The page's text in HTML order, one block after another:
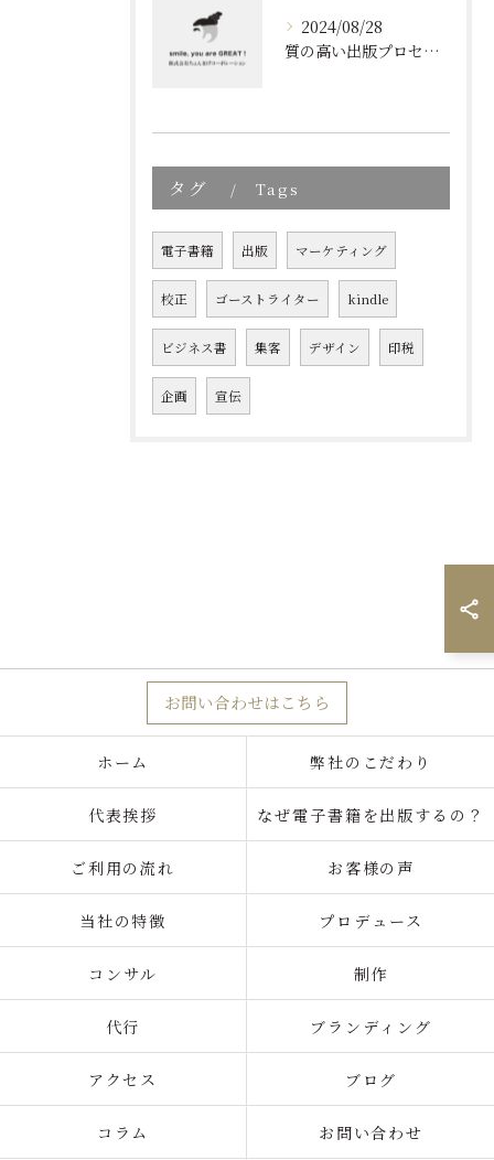
2024/08/28
質の高い出版プロセスの秘密
タグ Tags
電子書籍 出版 マーケティング
校正 ゴーストライター kindle
ビジネス書 集客 デザイン 印税
企画 宣伝
お問い合わせはこちら
ホーム 弊社のこだわり
代表挨拶 なぜ電子書籍を出版するの？
ご利用の流れ お客様の声
当社の特徴 プロデュース
コンサル 制作
代行 ブランディング
アクセス ブログ
コラム お問い合わせ